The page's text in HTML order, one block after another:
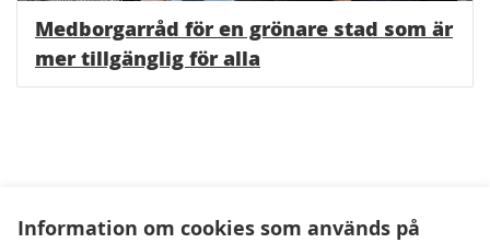
Information om cookies som används på
Medborgarråd för en grönare stad som är
mer tillgänglig för alla